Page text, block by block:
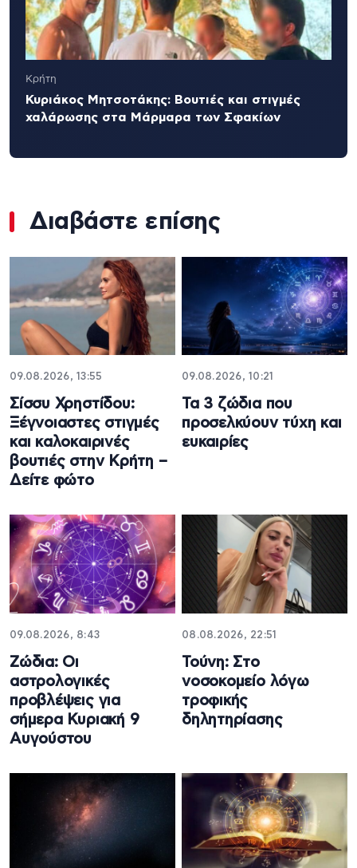
Κρήτη
Κυριάκος Μητσοτάκης: Βουτιές και στιγμές
χαλάρωσης στα Μάρμαρα των Σφακίων
Διαβάστε επίσης
09.08.2026, 13:55
Σίσσυ Χρηστίδου:
Ξέγνοιαστες στιγμές
και καλοκαιρινές
βουτιές στην Κρήτη –
Δείτε φώτο
09.08.2026, 10:21
Τα 3 ζώδια που
προσελκύουν τύχη και
ευκαιρίες
09.08.2026, 8:43
Ζώδια: Οι
αστρολογικές
προβλέψεις για
σήμερα Κυριακή 9
Αυγούστου
08.08.2026, 22:51
Τούνη: Στο
νοσοκομείο λόγω
τροφικής
δηλητηρίασης